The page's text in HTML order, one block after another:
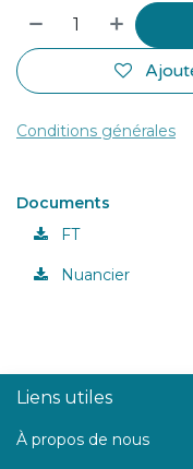
Conditions générales
Documents
FT
Nuancier
Liens utiles
À propos de nous